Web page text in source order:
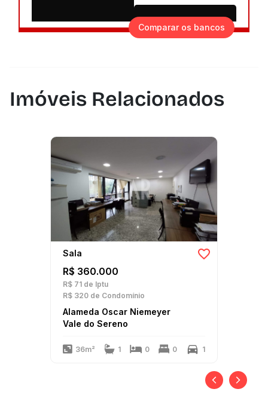
Comparar os bancos
Imóveis Relacionados
Sala
R$ 360.000
R$ 71 de Iptu
R$ 320 de Condomínio
Alameda Oscar Niemeyer
Vale do Sereno
36m² 1 0 0 1